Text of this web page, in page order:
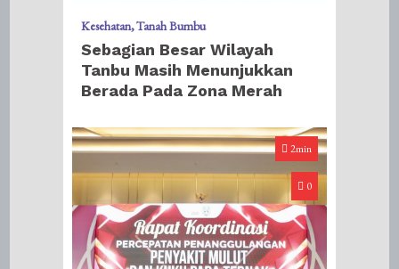
Kesehatan Tanah Bumbu
Sebagian Besar Wilayah
Tanbu Masih Menunjukkan
Berada Pada Zona Merah
2min
0